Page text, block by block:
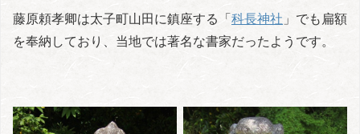
藤原頼孝卿は太子町山田に鎮座する「科長神社 」でも扁額
を奉納しており、当地では著名な書家だったようです。